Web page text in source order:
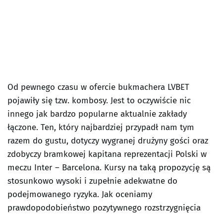
Od pewnego czasu w ofercie bukmachera LVBET
pojawiły się tzw. kombosy. Jest to oczywiście nic
innego jak bardzo popularne aktualnie zakłady
łączone. Ten, który najbardziej przypadł nam tym
razem do gustu, dotyczy wygranej drużyny gości oraz
zdobyczy bramkowej kapitana reprezentacji Polski w
meczu Inter – Barcelona. Kursy na taką propozycję są
stosunkowo wysoki i zupełnie adekwatne do
podejmowanego ryzyka. Jak oceniamy
prawdopodobieństwo pozytywnego rozstrzygnięcia